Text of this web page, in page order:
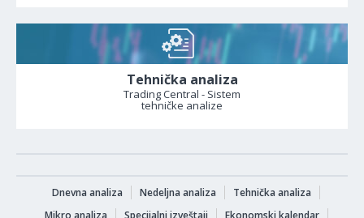
Tehnička analiza
Trading Central - Sistem
tehničke analize
Dnevna analiza Nedeljna analiza
Tehnička analiza
Mikro analiza
Specijalni izveštaji Ekonomski kalendar